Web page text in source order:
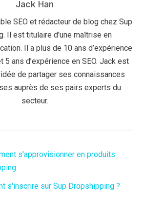
Jack Han
SEO et rédacteur de blog chez Sup
Il est titulaire d'une maîtrise en
Il a plus de 10 ans d’expérience
5 ans d’expérience en SEO. Jack est
de partager ses connaissances
auprès de ses pairs experts du
secteur.
s'approvisionner en produits
s'inscrire sur Sup Dropshipping ?